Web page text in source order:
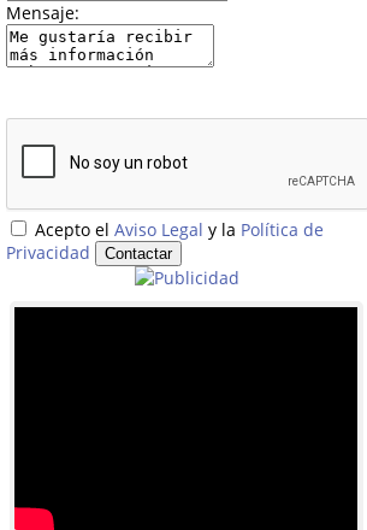
Mensaje:
Acepto el Aviso Legal y la Política de
Privacidad